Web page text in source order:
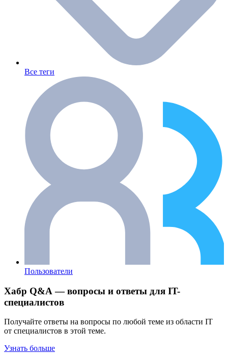
Все теги
Пользователи
Хабр Q&A — вопросы и ответы для IT-
специалистов
Получайте ответы на вопросы по любой теме из области IT
от специалистов в этой теме.
Узнать больше